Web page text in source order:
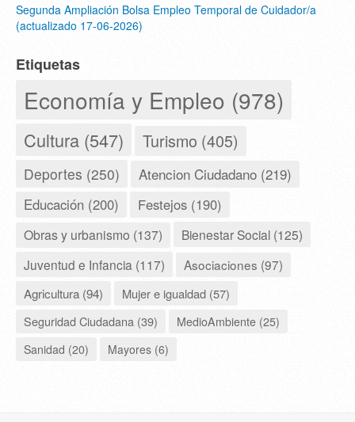
Segunda Ampliación Bolsa Empleo Temporal de Cuidador/a
(actualizado 17-06-2026)
Etiquetas
Economía y Empleo (978)
Cultura (547) Turismo (405)
Deportes (250) Atencion Ciudadano (219)
Educación (200) Festejos (190)
Obras y urbanismo (137)
Bienestar Social (125)
Juventud e Infancia (117)
Asociaciones (97)
Agricultura (94)
Mujer e igualdad (57)
Seguridad Ciudadana (39)
MedioAmbiente (25)
Sanidad (20)
Mayores (6)